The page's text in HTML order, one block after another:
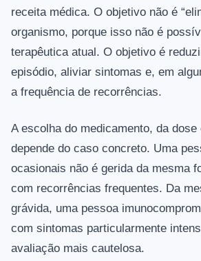
receita médica. O objetivo não é
organismo, porque isso não é
terapêutica atual. O objetivo é
episódio, aliviar sintomas e, em
a frequência de recorrências.
A escolha do medicamento, da dose
depende do caso concreto. Uma
ocasionais não é gerida da mesma
com recorrências frequentes. Da
grávida, uma pessoa
com sintomas particularmente
avaliação mais cautelosa.